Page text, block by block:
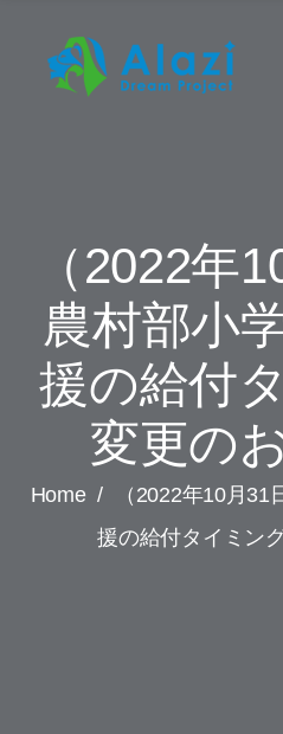
（2022年
農村部小
援の給付
変更の
Home /
（2022年10月
援の給付タイミン